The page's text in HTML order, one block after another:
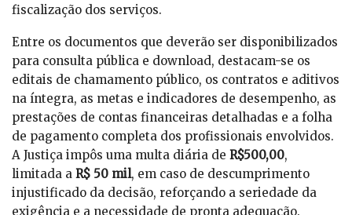
fiscalização dos serviços.
Entre os documentos que deverão ser disponibilizados
para consulta pública e download, destacam-se os
editais de chamamento público, os contratos e aditivos
na íntegra, as metas e indicadores de desempenho, as
prestações de contas financeiras detalhadas e a folha
de pagamento completa dos profissionais envolvidos.
A Justiça impôs uma multa diária de R$500,00,
limitada a R$ 50 mil, em caso de descumprimento
injustificado da decisão, reforçando a seriedade da
exigência e a necessidade de pronta adequação.